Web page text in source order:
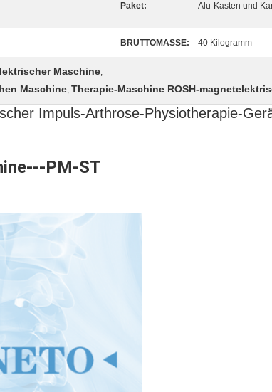
Paket: Alu-Kasten und
BRUTTOMASSE: 40 Kilogramm
Maschine,
Maschine, Therapie-Maschine ROSH-
Impuls-Arthrose-Physiotherapie-
PM-ST